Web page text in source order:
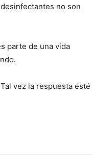
no son
parte de una vida
vez la respuesta esté